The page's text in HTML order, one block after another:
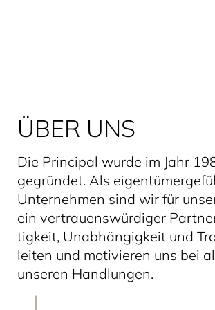
ÜBER UNS
Die Principal wurde im Jahr
gegründet. Als
Unternehmen sind wir für
ein vertrau­ens­würdiger
tigkeit, Unabhän­gigkeit und
leiten und motivieren uns bei
unseren Handlungen.